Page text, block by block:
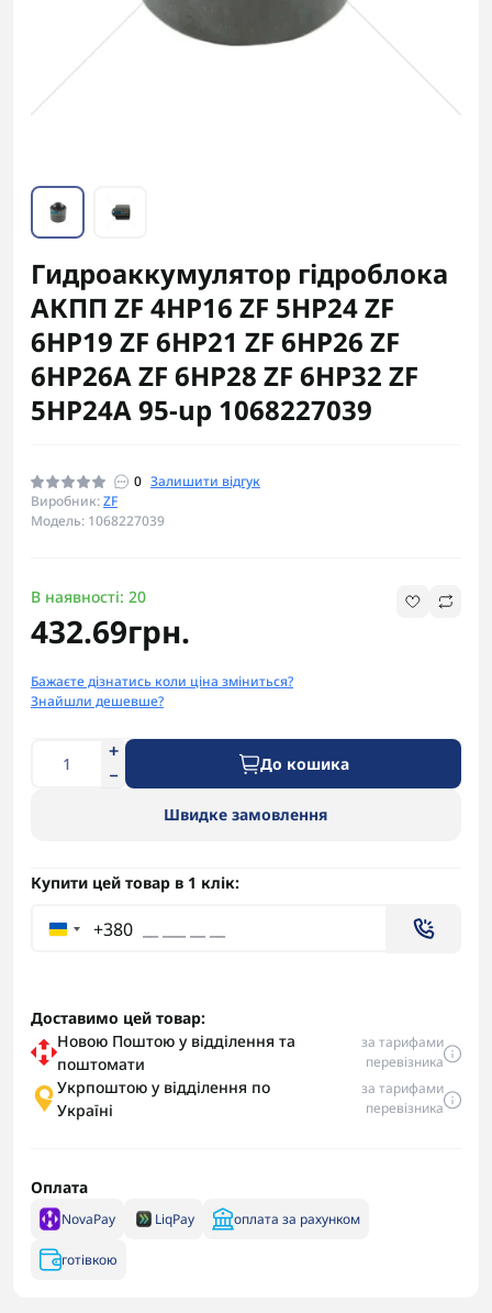
Гидроаккумулятор гідроблока
АКПП ZF 4HP16 ZF 5HP24 ZF
6HP19 ZF 6HP21 ZF 6HP26 ZF
6HP26A ZF 6HP28 ZF 6HP32 ZF
5HP24A 95-up 1068227039
0 Залишити відгук
Виробник:ZF
Модель: 1068227039
В наявності: 20
432.69грн.
Бажаєте дізнатись коли ціна зміниться?
Знайшли дешевше?
До кошика
Швидке замовлення
Купити цей товар в 1 клік:
+380
Доставимо цей товар:
Новою Поштою у відділення та
поштомати
за тарифами
перевізника
Укрпоштою у відділення по
Україні
за тарифами
перевізника
Оплата
NovaPay LiqPay оплата за рахунком
готівкою